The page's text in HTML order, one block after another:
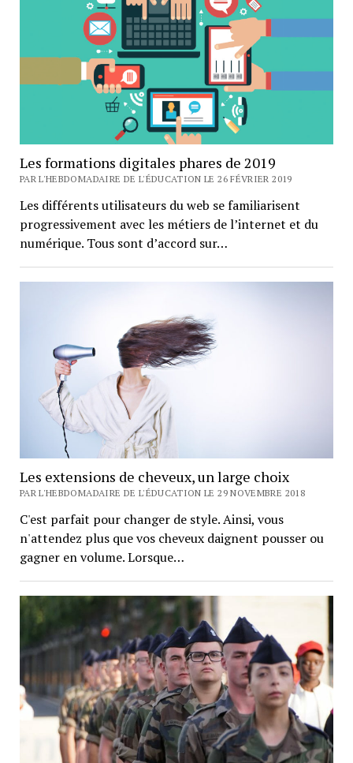
Les formations digitales phares de 2019
PAR L'HEBDOMADAIRE DE L'ÉDUCATION LE 26 FÉVRIER 2019
Les différents utilisateurs du web se familiarisent
progressivement avec les métiers de l’internet et du
numérique. Tous sont d’accord sur…
Les extensions de cheveux, un large choix
PAR L'HEBDOMADAIRE DE L'ÉDUCATION LE 29 NOVEMBRE 2018
C'est parfait pour changer de style. Ainsi, vous
n'attendez plus que vos cheveux daignent pousser ou
gagner en volume. Lorsque…